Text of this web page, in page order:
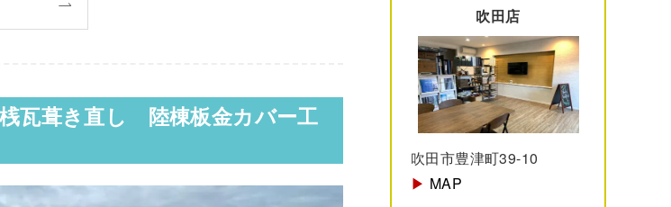
瓦葺き直し 陸棟板金カバー工
吹田店
吹田市豊津町39-10
▶︎ MAP